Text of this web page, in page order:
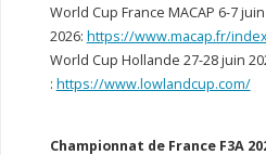
World Cup France MACAP 6-7 juin
2026: https://www.macap.fr/
World Cup Hollande 27-28 juin
: https://www.lowlandcup.com/
Championnat de France F3A